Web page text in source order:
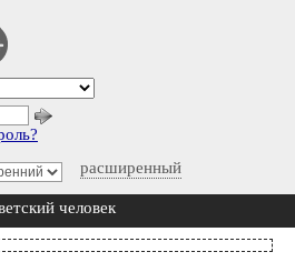
расширенный
человек